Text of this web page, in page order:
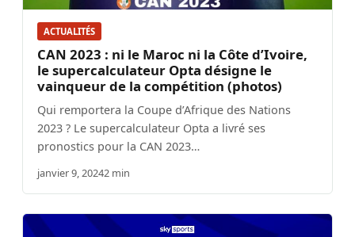
ACTUALITÉS
CAN 2023 : ni le Maroc ni la Côte d’Ivoire,
le supercalculateur Opta désigne le
vainqueur de la compétition (photos)
Qui remportera la Coupe d’Afrique des Nations
2023 ? Le supercalculateur Opta a livré ses
pronostics pour la CAN 2023…
janvier 9, 20242 min